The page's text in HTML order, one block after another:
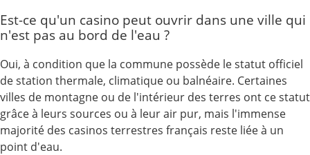
Est-ce qu'un casino peut ouvrir dans une ville qui
n'est pas au bord de l'eau ?
Oui, à condition que la commune possède le statut officiel
de station thermale, climatique ou balnéaire. Certaines
villes de montagne ou de l'intérieur des terres ont ce statut
grâce à leurs sources ou à leur air pur, mais l'immense
majorité des casinos terrestres français reste liée à un
point d'eau.